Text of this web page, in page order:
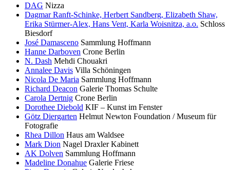
DAG Nizza
Dagmar Ranft-Schinke, Herbert Sandberg, Elizabeth Shaw,
Erika Stürmer-Alex, Hans Vent, Karla Woisnitza, a.o. Schloss
Biesdorf
José Damasceno Sammlung Hoffmann
Hanne Darboven Crone Berlin
N. Dash Mehdi Chouakri
Annalee Davis Villa Schöningen
Nicola De Maria Sammlung Hoffmann
Richard Deacon Galerie Thomas Schulte
Carola Dertnig Crone Berlin
Dorothee Diebold KIF – Kunst im Fenster
Götz Diergarten Helmut Newton Foundation / Museum für
Fotografie
Rhea Dillon Haus am Waldsee
Mark Dion Nagel Draxler Kabinett
AK Dolven Sammlung Hoffmann
Madeline Donahue Galerie Friese